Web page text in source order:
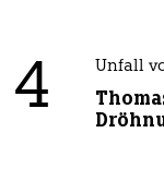
4 Unfall